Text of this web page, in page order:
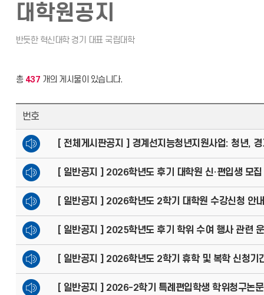
대학원공지
총 437 개의 게시물이 있습니다.
번호
[ 전체게시판공지 ] 경계선지능청년지원사업: 청년,
[ 일반공지 ] 2026학년도 후기 대학원 신·편입생 모
[ 일반공지 ] 2026학년도 2학기 대학원 수강신청 안
[ 일반공지 ] 2025학년도 후기 학위 수여 행사 관련
[ 일반공지 ] 2026학년도 2학기 휴학 및 복학 신청기
[ 일반공지 ] 2026-2학기 특례편입학생 학위청구논